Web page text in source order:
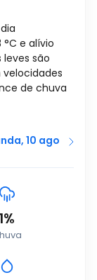
°C e alívio
leves são
velocidades
de chuva
10 ago
1%